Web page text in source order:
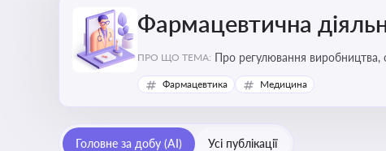
Фармацевтична
ПРО ЩО ТЕМА: Про регулювання виробництва,
та безпеки
Фармацевтика Медицина
Головне за добу (AI) Усі публікації